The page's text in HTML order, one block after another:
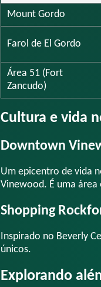
Mount Gordo
Farol de El Gordo
Área 51 (Fort
Zancudo)
Cultura e vida
Downtown
Um epicentro de vida
Vinewood. É uma
Shopping
Inspirado no Beverly
únicos.
Explorando